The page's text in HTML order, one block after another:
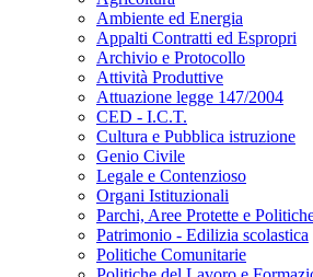
Ambiente ed Energia
Appalti Contratti ed Espropri
Archivio e Protocollo
Attività Produttive
Attuazione legge 147/2004
CED - I.C.T.
Cultura e Pubblica istruzione
Genio Civile
Legale e Contenzioso
Organi Istituzionali
Parchi, Aree Protette e
Patrimonio - Edilizia scolastica
Politiche Comunitarie